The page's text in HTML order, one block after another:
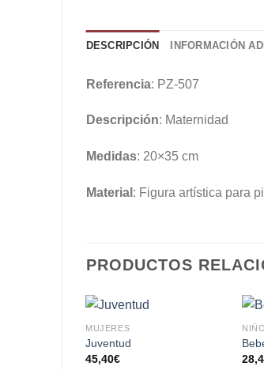
DESCRIPCIÓN INFORMACIÓN
Referencia: PZ-507
Descripción: Maternidad
Medidas: 20×35 cm
Material : Figura artística para
PRODUCTOS
MUJERES
Juventud
45,40€